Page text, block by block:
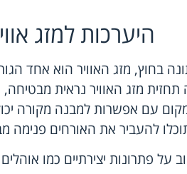
היערכות למזג
בחוץ, מזג האוויר הוא אחד
מזג האוויר נראית מבטיחה,
עם אפשרות למבנה מקורה
להעביר את האורחים פנימה
על פתרונות יצירתיים כמו